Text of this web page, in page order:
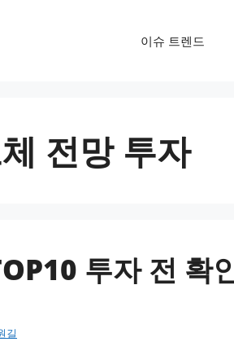
이슈 트렌드
전망 투자
투자 전 확
길